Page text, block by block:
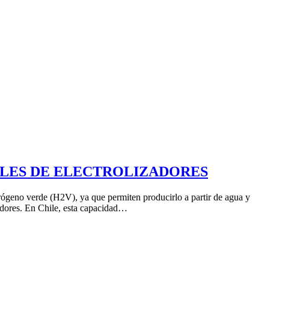
DE ELECTROLIZADORES
verde (H2V), ya que permiten producirlo a partir de agua y
En Chile, esta capacidad…